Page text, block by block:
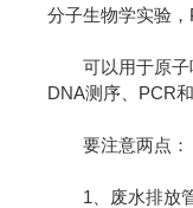
分子生物学实验，
可以用于原子吸
DNA测序、PCR
要注意两点：
1、废水排放管